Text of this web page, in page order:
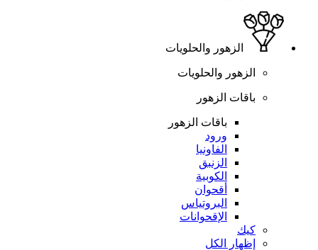
الزهور والحلويات
الزهور والحلويات
باقات الزهور
باقات الزهور
ورود
الفاونيا
الزنبق
الكوبية
أقحوان
البروتياس
الإقحوانات
كيك
إظهار الكل